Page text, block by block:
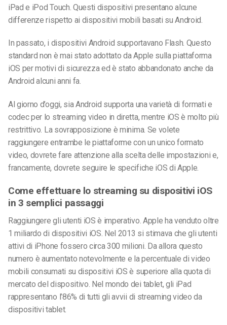
iPad e iPod Touch. Questi dispositivi presentano alcune
differenze rispetto ai dispositivi mobili basati su Android.
In passato, i dispositivi Android supportavano Flash. Questo
standard non è mai stato adottato da Apple sulla piattaforma
iOS per motivi di sicurezza ed è stato abbandonato anche da
Android alcuni anni fa.
Al giorno d’oggi, sia Android supporta una varietà di formati e
codec per lo streaming video in diretta, mentre iOS è molto più
restrittivo. La sovrapposizione è minima. Se volete
raggiungere entrambe le piattaforme con un unico formato
video, dovrete fare attenzione alla scelta delle impostazioni e,
francamente, dovrete seguire le specifiche iOS di Apple.
Come effettuare lo streaming su dispositivi iOS
in 3 semplici passaggi
Raggiungere gli utenti iOS è imperativo. Apple ha venduto oltre
1 miliardo di dispositivi iOS. Nel 2013 si stimava che gli utenti
attivi di iPhone fossero circa 300 milioni. Da allora questo
numero è aumentato notevolmente e la percentuale di video
mobili consumati su dispositivi iOS è superiore alla quota di
mercato del dispositivo. Nel mondo dei tablet, gli iPad
rappresentano l’86% di tutti gli avvii di streaming video da
dispositivi tablet.